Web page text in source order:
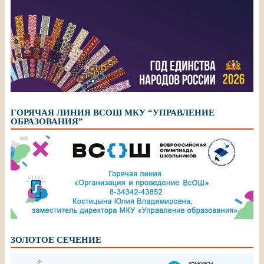
ГОРЯЧАЯ ЛИНИЯ ВСОШ МКУ “УПРАВЛЕНИЕ
ОБРАЗОВАНИЯ”
ЗОЛОТОЕ СЕЧЕНИЕ